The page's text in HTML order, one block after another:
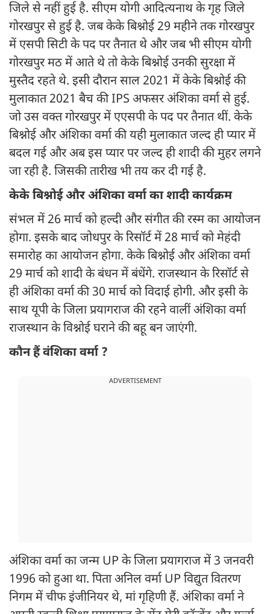
जिले से नहीं हुई है. सीएम योगी आदित्यनाथ के गृह जिले
गोरखपुर से हुई है. जब केके बिश्नोई 29 महीने तक गोरखपुर
में एसपी सिटी के पद पर तैनात थे और जब भी सीएम योगी
गोरखपुर मठ में आते थे तो केके बिश्नोई उनकी सुरक्षा में
मुस्तैद रहते थे. इसी दौरान साल 2021 में केके बिश्नोई की
मुलाकात 2021 बैच की IPS अफसर अंशिका वर्मा से हुई.
जो उस वक्त गोरखपुर में एएसपी के पद पर तैनात थीं. केके
बिश्नोई और अंशिका वर्मा की यही मुलाकात जल्द ही प्यार में
बदल गई और अब इस प्यार पर जल्द ही शादी की मुहर लगने
जा रही है. जिसकी तारीख भी तय कर दी गई है.
केके बिश्नोई और अंशिका वर्मा का शादी कार्यक्रम
संभल में 26 मार्च को हल्दी और संगीत की रस्म का आयोजन
होगा. इसके बाद जोधपुर के रिसॉर्ट में 28 मार्च को मेहंदी
समारोह का आयोजन होगा. केके बिश्नोई और अंशिका वर्मा
29 मार्च को शादी के बंधन में बंधेंगे. राजस्थान के रिसॉर्ट से
ही अंशिका वर्मा की 30 मार्च को विदाई होगी. और इसी के
साथ यूपी के जिला प्रयागराज की रहने वालीं अंशिका वर्मा
राजस्थान के विश्नोई घराने की बहू बन जाएंगी.
कौन हैं वंशिका वर्मा ?
ADVERTISEMENT
अंशिका वर्मा का जन्म UP के जिला प्रयागराज में 3 जनवरी
1996 को हुआ था. पिता अनिल वर्मा UP विद्युत वितरण
निगम में चीफ इंजीनियर थे, मां गृहिणी हैं. अंशिका वर्मा ने